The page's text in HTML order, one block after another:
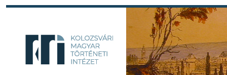
A háttérben részlet a
készített színezett